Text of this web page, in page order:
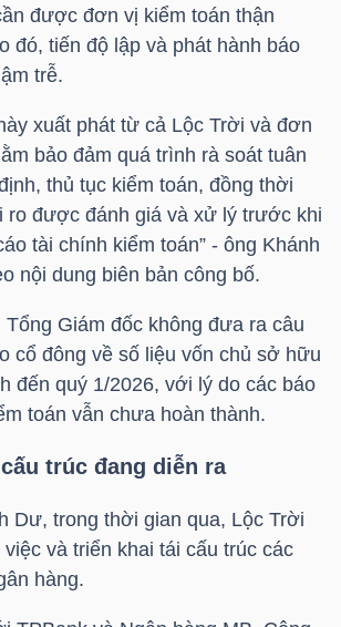
được đơn vị kiểm toán thận
đó, tiến độ lập và phát hành báo
trễ.
xuất phát từ cả Lộc Trời và đơn
bảo đảm quá trình rà soát tuân
thủ tục kiểm toán, đồng thời
ro được đánh giá và xử lý trước khi
tài chính kiểm toán” - ông Khánh
nội dung biên bản công bố.
Tổng Giám đốc không đưa ra câu
cổ đông về số liệu vốn chủ sở hữu
đến quý 1/2026, với lý do các báo
toán vẫn chưa hoàn thành.
trúc đang diễn ra
Dư, trong thời gian qua, Lộc Trời
và triển khai tái cấu trúc các
hàng.